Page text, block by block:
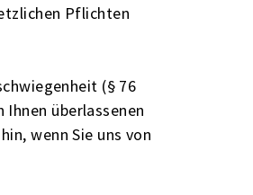
Pflichten
(§ 76
überlassenen
wenn Sie uns von